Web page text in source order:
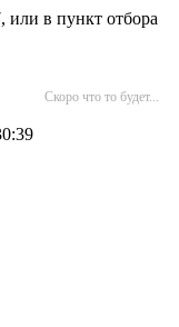
или в пункт отбора
Скоро что то будет...